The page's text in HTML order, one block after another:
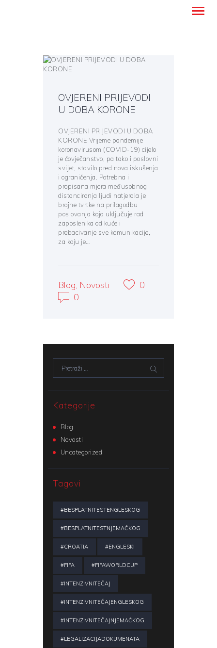
PREVODITELJSKE USLUGE
UČENJE STRANIH JEZIKA
BLOG
KONTAKT
HRVATSKI
OVJERENI PRIJEVODI
U DOBA KORONE
OVJERENI PRIJEVODI U DOBA
KORONE Vrijeme pandemije
koronavirusom (COVID-19) cijelo
je čovječanstvo, pa tako i poslovni
svijet, stavilo pred nova iskušenja
i ograničenja. Potrebna i
propisana mjera međusobnog
distanciranja ljudi natjerala je
brojne tvrtke na prilagodbu
poslovanja koja uključuje rad
zaposlenika od kuće i
prebacivanje sve komunikacije,
za koju je…
Blog, Novosti
0
0
Kategorije
Blog
Novosti
Uncategorized
Tagovi
#BESPLATNITESTENGLESKOG
#BESPLATNITESTNJEMAČKOG
#CROATIA #ENGLESKI
#FIFA #FIFAWORLDCUP
#INTENZIVNITEČAJ
#INTENZIVNITEČAJENGLESKOG
#INTENZIVNITEČAJNJEMAČKOG
#LEGALIZACIJADOKUMENATA